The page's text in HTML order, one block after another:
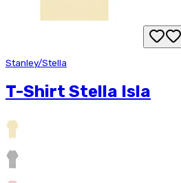
Stanley/Stella
T-Shirt Stella Isla